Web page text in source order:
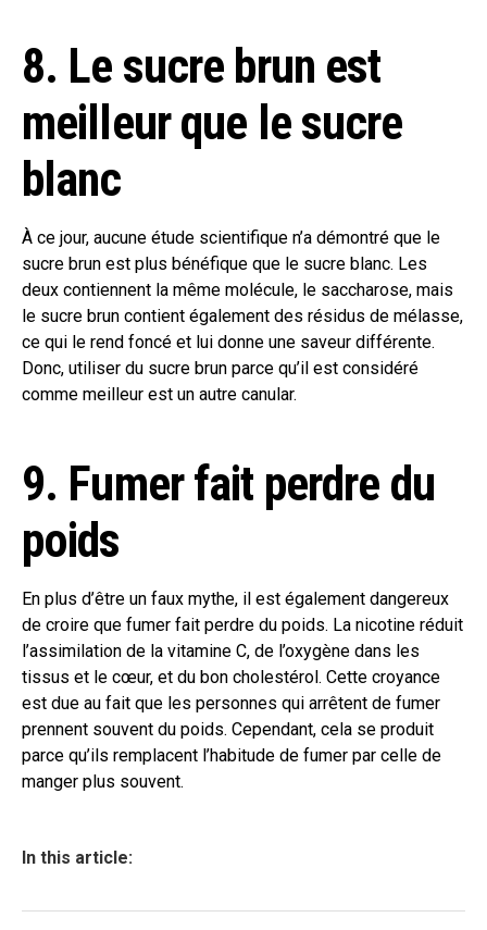
8. Le sucre brun est
meilleur que le sucre
blanc
À ce jour, aucune étude scientifique n’a démontré que le
sucre brun est plus bénéfique que le sucre blanc. Les
deux contiennent la même molécule, le saccharose, mais
le sucre brun contient également des résidus de mélasse,
ce qui le rend foncé et lui donne une saveur différente.
Donc, utiliser du sucre brun parce qu’il est considéré
comme meilleur est un autre canular.
9. Fumer fait perdre du
poids
En plus d’être un faux mythe, il est également dangereux
de croire que fumer fait perdre du poids. La nicotine réduit
l’assimilation de la vitamine C, de l’oxygène dans les
tissus et le cœur, et du bon cholestérol. Cette croyance
est due au fait que les personnes qui arrêtent de fumer
prennent souvent du poids. Cependant, cela se produit
parce qu’ils remplacent l’habitude de fumer par celle de
manger plus souvent.
In this article: